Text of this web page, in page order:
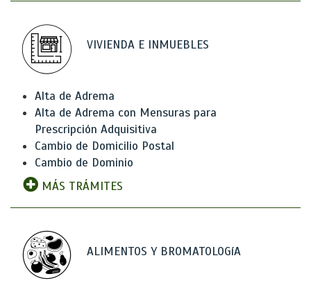
VIVIENDA E INMUEBLES
Alta de Adrema
Alta de Adrema con Mensuras para
Prescripción Adquisitiva
Cambio de Domicilio Postal
Cambio de Dominio
MÁS TRÁMITES
ALIMENTOS Y BROMATOLOGíA